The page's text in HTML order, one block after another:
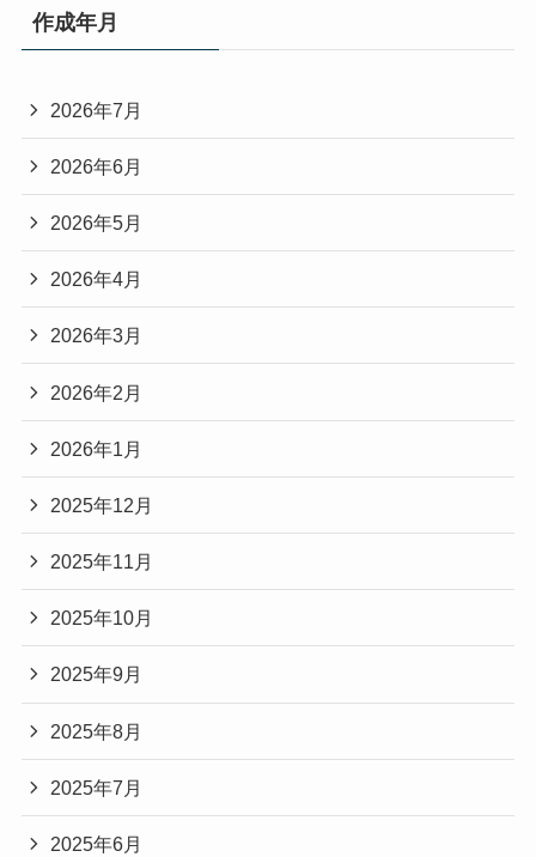
作成年月
2026年7月
2026年6月
2026年5月
2026年4月
2026年3月
2026年2月
2026年1月
2025年12月
2025年11月
2025年10月
2025年9月
2025年8月
2025年7月
2025年6月